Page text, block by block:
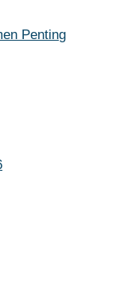
Penting